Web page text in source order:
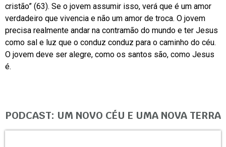
cristão” (63). Se o jovem assumir isso, verá que é um amor
verdadeiro que vivencia e não um amor de troca. O jovem
precisa realmente andar na contramão do mundo e ter Jesus
como sal e luz que o conduz conduz para o caminho do céu.
O jovem deve ser alegre, como os santos são, como Jesus
é.
PODCAST: UM NOVO CÉU E UMA NOVA TERRA